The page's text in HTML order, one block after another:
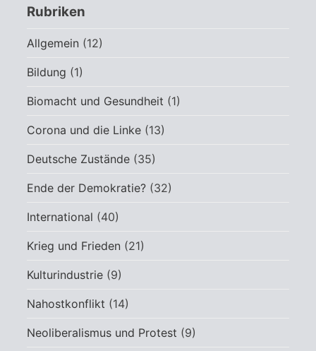
Rubriken
Allgemein (12)
Bildung (1)
Biomacht und Gesundheit (1)
Corona und die Linke (13)
Deutsche Zustände (35)
Ende der Demokratie? (32)
International (40)
Krieg und Frieden (21)
Kulturindustrie (9)
Nahostkonflikt (14)
Neoliberalismus und Protest (9)